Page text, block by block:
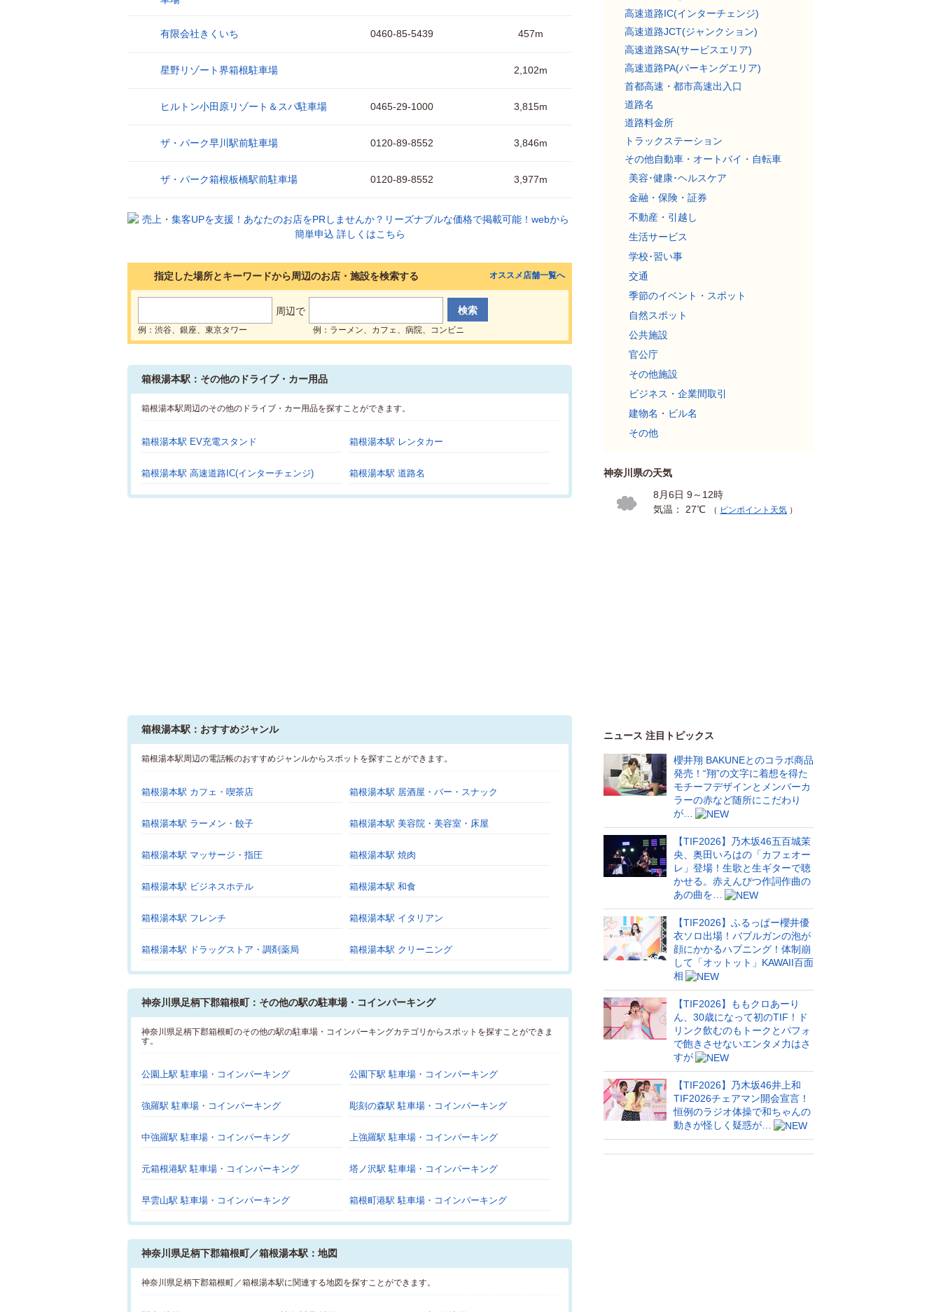
有限会社きくいち 0460-85-5439 457m
星野リゾート界箱根駐車場 2,102m
ヒルトン小田原リゾート＆スパ駐車場 0465-29-1000 3,815m
ザ・パーク早川駅前駐車場 0120-89-8552 3,846m
ザ・パーク箱根板橋駅前駐車場 0120-89-8552 3,977m
指定した場所とキーワードから周辺のお店・施設を検索する
周辺で
例：渋谷、銀座、東京タワー 例：ラーメン、カフェ、病院、コンビニ
オススメ店舗一覧へ
箱根湯本駅：その他のドライブ・カー用品
箱根湯本駅周辺のその他のドライブ・カー用品を探すことができます。
箱根湯本駅 EV充電スタンド 箱根湯本駅 レンタカー
箱根湯本駅 高速道路IC(インターチェンジ) 箱根湯本駅 道路名
箱根湯本駅：おすすめジャンル
箱根湯本駅周辺の電話帳のおすすめジャンルからスポットを探すことができます。
箱根湯本駅 カフェ・喫茶店 箱根湯本駅 居酒屋・バー・スナック
箱根湯本駅 ラーメン・餃子 箱根湯本駅 美容院・美容室・床屋
箱根湯本駅 マッサージ・指圧 箱根湯本駅 焼肉
箱根湯本駅 ビジネスホテル 箱根湯本駅 和食
箱根湯本駅 フレンチ 箱根湯本駅 イタリアン
箱根湯本駅 ドラッグストア・調剤薬局 箱根湯本駅 クリーニング
神奈川県足柄下郡箱根町：その他の駅の駐車場・コインパーキング
神奈川県足柄下郡箱根町のその他の駅の駐車場・コインパーキングカテゴリからスポットを探すことができま
す。
公園上駅 駐車場・コインパーキング 公園下駅 駐車場・コインパーキング
強羅駅 駐車場・コインパーキング 彫刻の森駅 駐車場・コインパーキング
中強羅駅 駐車場・コインパーキング 上強羅駅 駐車場・コインパーキング
元箱根港駅 駐車場・コインパーキング 塔ノ沢駅 駐車場・コインパーキング
早雲山駅 駐車場・コインパーキング 箱根町港駅 駐車場・コインパーキング
神奈川県足柄下郡箱根町／箱根湯本駅：地図
神奈川県足柄下郡箱根町／箱根湯本駅に関連する地図を探すことができます。
高速道路IC(インターチェンジ)
高速道路JCT(ジャンクション)
高速道路SA(サービスエリア)
高速道路PA(パーキングエリア)
首都高速・都市高速出入口
道路名
道路料金所
トラックステーション
その他自動車・オートバイ・自転車
美容･健康･ヘルスケア
金融・保険・証券
不動産・引越し
生活サービス
学校･習い事
交通
季節のイベント・スポット
自然スポット
公共施設
官公庁
その他施設
ビジネス・企業間取引
建物名・ビル名
その他
神奈川県の天気
8月6日 9～12時
気温： 27℃
（ ピンポイント天気 ）
ニュース 注目トピックス
櫻井翔 BAKUNEとのコラボ商品
発売！“翔”の文字に着想を得た
モチーフデザインとメンバーカ
ラーの赤など随所にこだわり
が…
【TIF2026】乃木坂46五百城茉
央、奥田いろはの「カフェオー
レ」登場！生歌と生ギターで聴
かせる。赤えんぴつ作詞作曲の
あの曲を…
【TIF2026】ふるっぱー櫻井優
衣ソロ出場！バブルガンの泡が
顔にかかるハプニング！体制崩
して「オットット」KAWAII百面
相
【TIF2026】ももクロあーり
ん、30歳になって初のTIF！ド
リンク飲むのもトークとパフォ
で飽きさせないエンタメ力はさ
すが
【TIF2026】乃木坂46井上和
TIF2026チェアマン開会宣言！
恒例のラジオ体操で和ちゃんの
動きが怪しく疑惑が…